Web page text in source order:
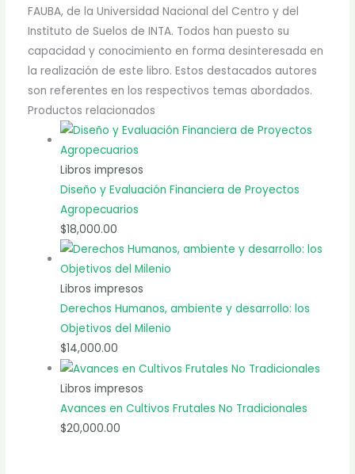
FAUBA, de la Universidad Nacional del Centro y del
Instituto de Suelos de INTA. Todos han puesto su
capacidad y conocimiento en forma desinteresada en
la realización de este libro. Estos destacados autores
son referentes en los respectivos temas abordados.
Productos relacionados
Libros impresos
Diseño y Evaluación Financiera de Proyectos
Agropecuarios
$18,000.00
Libros impresos
Derechos Humanos, ambiente y desarrollo: los
Objetivos del Milenio
$14,000.00
Libros impresos
Avances en Cultivos Frutales No Tradicionales
$20,000.00